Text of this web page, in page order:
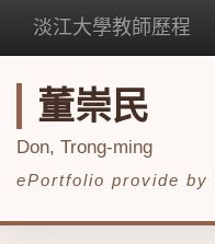
淡江大學教師歷程
董崇民
Don, Trong-ming
ePortfolio provide by